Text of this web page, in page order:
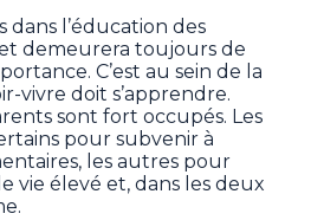
dans l’éducation des
demeurera toujours de
C’est au sein de la
vivre doit s’apprendre.
sont fort occupés. Les
pour subvenir à
les autres pour
vie élevé et, dans les deux